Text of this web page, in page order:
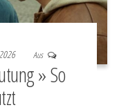
Aus
» So